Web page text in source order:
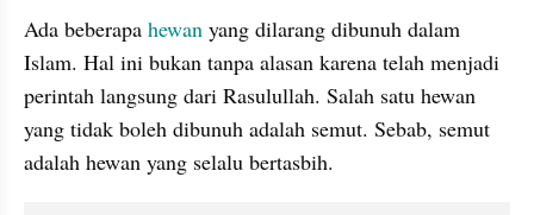
Ada beberapa hewan yang dilarang dibunuh dalam
Islam. Hal ini bukan tanpa alasan karena telah menjadi
perintah langsung dari Rasulullah. Salah satu hewan
yang tidak boleh dibunuh adalah semut. Sebab, semut
adalah hewan yang selalu bertasbih.